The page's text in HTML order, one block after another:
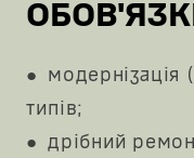
● модернізація
типів;
● дрібний